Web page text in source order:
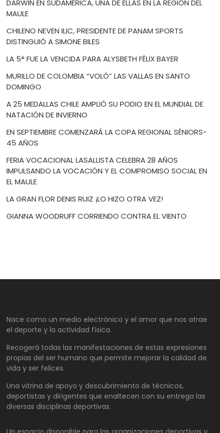
DARWIN EN SUDAMÉRICA, UNA DE ELLAS EN LA REGIÓN DEL
MAULE
CHILENO NEVEN ILIC, PRESIDENTE DE PANAM SPORTS
DISTINGUIÓ A SIMONE BILES
LA 5° FUE LA VENCIDA PARA ALYSBETH FÉLIX BAYER
MURILLO DE COLOMBIA “VOLÓ” LAS VALLAS EN SANTO
DOMINGO
A 25 MEDALLAS CHILE AMPLIÓ SU PODIO EN EL MUNDIAL DE
NATACIÓN DE INVIERNO
EN SEPTIEMBRE COMENZARÁ LA COPA REGIONAL SÉNIORS-
45 AÑOS
FERIA VOCACIONAL LASALLISTA CELEBRA 28 AÑOS
IMPULSANDO LA VOCACIÓN Y EL COMPROMISO SOCIAL EN
EL MAULE
LA GRAN FLOR DENIS RUIZ ¡LO HIZO OTRA VEZ!
GIANNA WOODRUFF CORRIENDO CONTRA EL VIENTO
Nace como un medio electrónico y el amor que nos atrae
el deporte y la actividad física.
Recogerá todas las manifestaciones de estas expresiones
propias del ser humano que permite mejorar la calidad de
vida y ser felices.
Una vitrina de apoyo y descubrimiento de técnicos,
deportistas y dirigentes que enaltecen con su entrega las
diversas disciplinas deportivas.